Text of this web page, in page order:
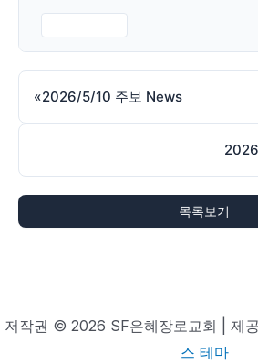
«2026/5/10 주보 News
목록보기
저작권 © 2026 SF은혜장로교회 | 제
스 테마